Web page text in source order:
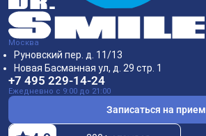
Москва
Руновский пер. д. 11/13
Новая Басманная ул, д. 29 стр. 1
+7 495 229-14-24
Ежедневно с 9:00 до 21:00
Записаться на прием